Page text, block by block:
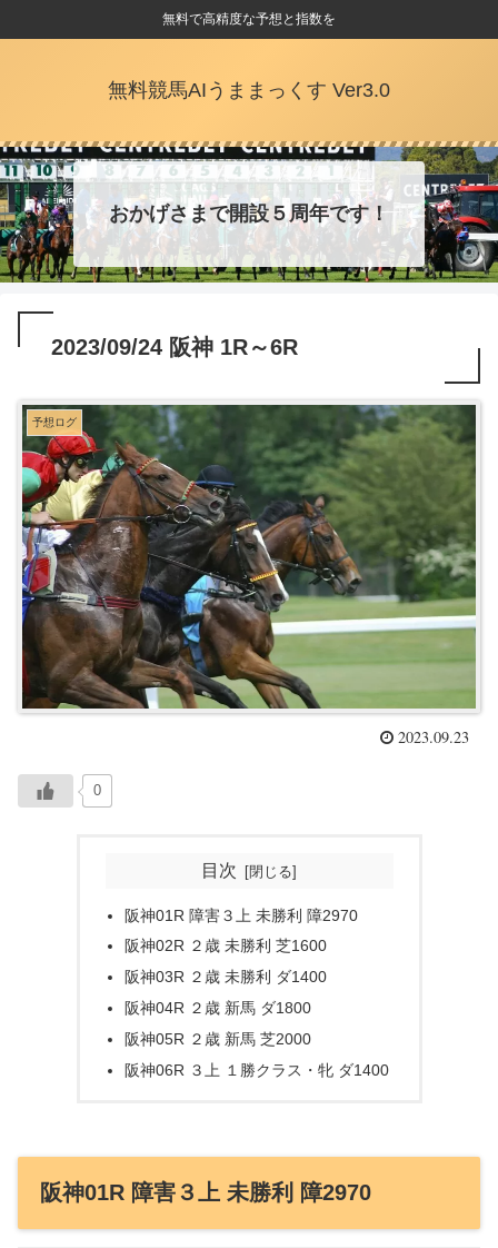
無料で高精度な予想と指数を
無料競馬AIうままっくす Ver3.0
おかげさまで開設５周年です！
2023/09/24 阪神 1R～6R
予想ログ
2023.09.23
0
目次
阪神01R 障害３上 未勝利 障2970
阪神02R ２歳 未勝利 芝1600
阪神03R ２歳 未勝利 ダ1400
阪神04R ２歳 新馬 ダ1800
阪神05R ２歳 新馬 芝2000
阪神06R ３上 １勝クラス・牝 ダ1400
阪神01R 障害３上 未勝利 障2970